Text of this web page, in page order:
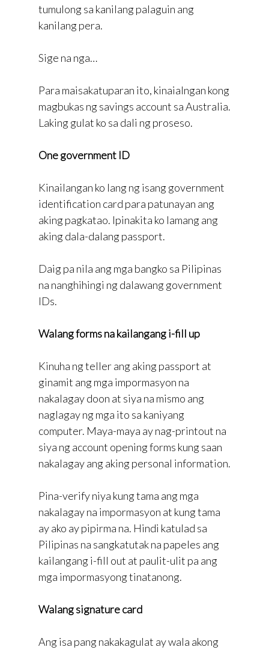
tumulong sa kanilang palaguin ang
kanilang pera.
Sige na nga…
Para maisakatuparan ito, kinaialngan kong
magbukas ng savings account sa Australia.
Laking gulat ko sa dali ng proseso.
One government ID
Kinailangan ko lang ng isang government
identification card para patunayan ang
aking pagkatao. Ipinakita ko lamang ang
aking dala-dalang passport.
Daig pa nila ang mga bangko sa Pilipinas
na nanghihingi ng dalawang government
IDs.
Walang forms na kailangang i-fill up
Kinuha ng teller ang aking passport at
ginamit ang mga impormasyon na
nakalagay doon at siya na mismo ang
naglagay ng mga ito sa kaniyang
computer. Maya-maya ay nag-printout na
siya ng account opening forms kung saan
nakalagay ang aking personal information.
Pina-verify niya kung tama ang mga
nakalagay na impormasyon at kung tama
ay ako ay pipirma na. Hindi katulad sa
Pilipinas na sangkatutak na papeles ang
kailangang i-fill out at paulit-ulit pa ang
mga impormasyong tinatanong.
Walang signature card
Ang isa pang nakakagulat ay wala akong